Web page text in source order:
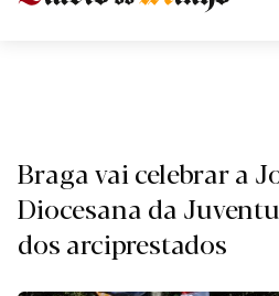
Braga vai celebrar a
Diocesana da
dos arciprestados